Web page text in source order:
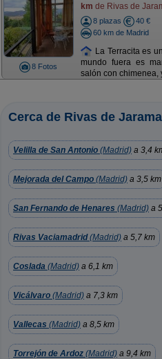
8 Fotos
km de Rivas de
8 plazas
40 €
60 km de Madrid
La Terracita es
mundo fuera es
salón con chimenea,
Cerca de Rivas de
Velilla de San Antonio (Madrid) a 3,4
Mejorada del Campo (Madrid) a 3,5 km
San Fernando de Henares (Madrid) a
Rivas Vaciamadrid(Madrid) a 5,7 km
Coslada (Madrid) a 6,1 km
Vicálvaro (Madrid) a 7,3 km
Vallecas (Madrid) a 8,5 km
Torrejón de Ardoz (Madrid) a 9,4 km